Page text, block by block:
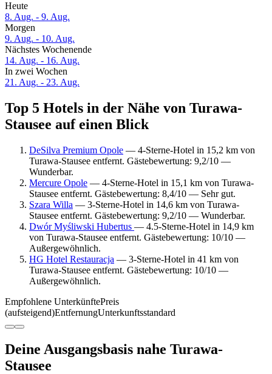
Heute
8. Aug. - 9. Aug.
Morgen
9. Aug. - 10. Aug.
Nächstes Wochenende
14. Aug. - 16. Aug.
In zwei Wochen
21. Aug. - 23. Aug.
Top 5 Hotels in der Nähe von Turawa-
Stausee auf einen Blick
DeSilva Premium Opole — 4-Sterne-Hotel in 15,2 km von
Turawa-Stausee entfernt. Gästebewertung: 9,2/10 —
Wunderbar.
Mercure Opole — 4-Sterne-Hotel in 15,1 km von Turawa-
Stausee entfernt. Gästebewertung: 8,4/10 — Sehr gut.
Szara Willa — 3-Sterne-Hotel in 14,6 km von Turawa-
Stausee entfernt. Gästebewertung: 9,2/10 — Wunderbar.
Dwór Myśliwski Hubertus — 4.5-Sterne-Hotel in 14,9 km
von Turawa-Stausee entfernt. Gästebewertung: 10/10 —
Außergewöhnlich.
HG Hotel Restauracja — 3-Sterne-Hotel in 41 km von
Turawa-Stausee entfernt. Gästebewertung: 10/10 —
Außergewöhnlich.
Empfohlene UnterkünftePreis
(aufsteigend)EntfernungUnterkunftsstandard
Deine Ausgangsbasis nahe Turawa-
Stausee